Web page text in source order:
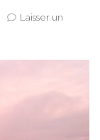
Laisser un